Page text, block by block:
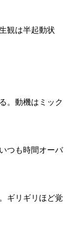
観は半起動状
。動機はミック
つも時間オーバ
ギリギリほど覚